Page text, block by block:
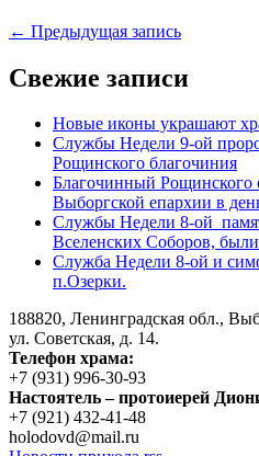
← Предыдущая запись
Свежие записи
Новые иконы украшают
Службы Недели 9-ой
Рощинского благочиния
Благочинный Рощинского
Выборгской епархии в
Службы Недели 8-ой
Вселенских Соборов,
Служба Недели 8-ой и
п.Озерки.
188820, Ленинградская обл.,
ул. Советская, д. 14.
Телефон храма:
+7 (931) 996-30-93
Настоятель – протоиерей
+7 (921) 432-41-48
holodovd@mail.ru